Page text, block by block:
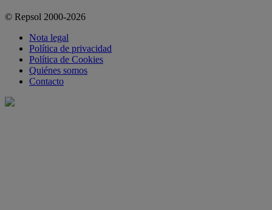
© Repsol 2000-2026
Nota legal
Política de privacidad
Política de Cookies
Quiénes somos
Contacto